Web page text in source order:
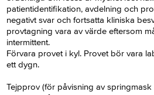
patientidentifikation, avdelning och
negativt svar och fortsatta kliniska
provtagning vara av värde eftersom
intermittent.
Förvara provet i kyl. Provet bör vara
ett dygn.
Tejpprov (för påvisning av